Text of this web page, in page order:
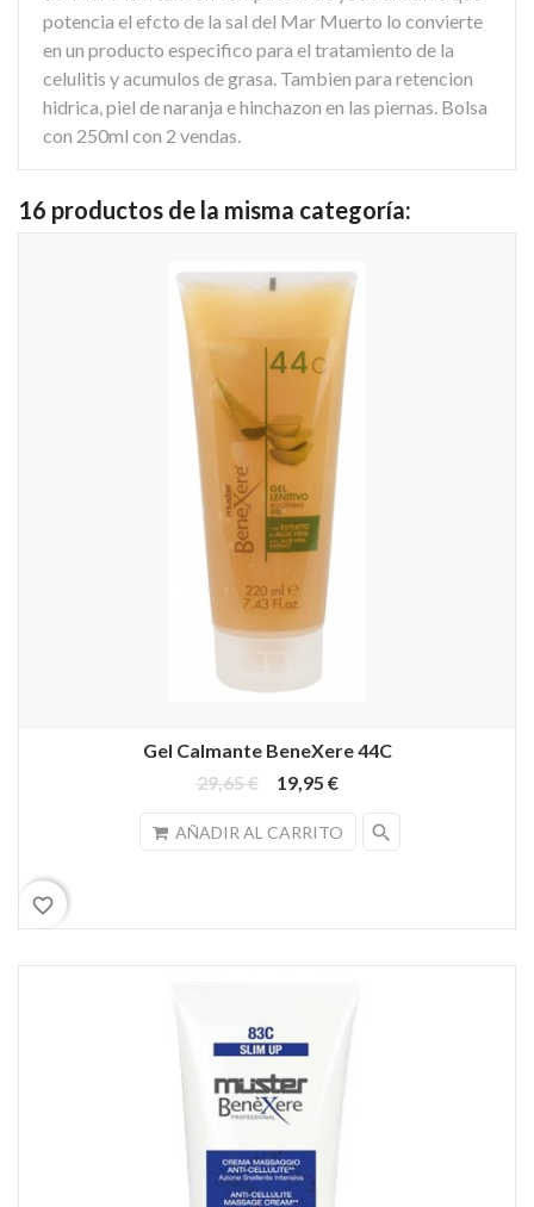
potencia el efcto de la sal del Mar Muerto lo convierte
en un producto especifico para el tratamiento de la
celulitis y acumulos de grasa. Tambien para retencion
hidrica, piel de naranja e hinchazon en las piernas. Bolsa
con 250ml con 2 vendas.
16 productos de la misma categoría:
Gel Calmante BeneXere 44C
29,65 €
19,95 €
AÑADIR AL CARRITO search
favorite_border